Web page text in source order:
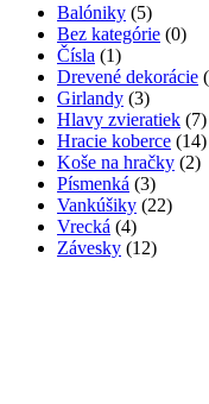
Balóniky (5)
Bez kategórie (0)
Čísla (1)
Drevené dekorácie
Girlandy (3)
Hlavy zvieratiek (7)
Hracie koberce (14)
Koše na hračky (2)
Písmenká (3)
Vankúšiky (22)
Vrecká (4)
Závesky (12)